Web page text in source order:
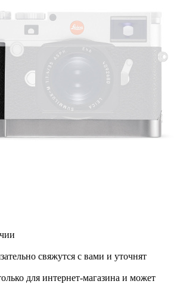
свяжутся с вами и уточнят
для интернет-магазина и может